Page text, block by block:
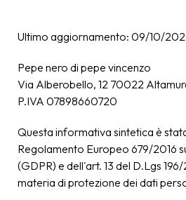
Ultimo aggiornamento: 09/10/
Pepe nero di pepe vincenzo
Via Alberobello, 12 70022
P.IVA 07898660720
Questa informativa sintetica è
Regolamento Europeo 679/2016
(GDPR) e dell'art. 13 del D.Lgs
materia di protezione dei dati